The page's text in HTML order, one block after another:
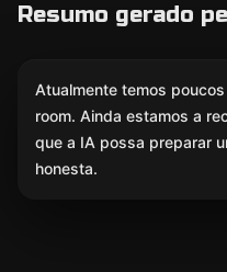
Resumo gerado
Atualmente temos
room. Ainda estamos a
que a IA possa preparar
honesta.